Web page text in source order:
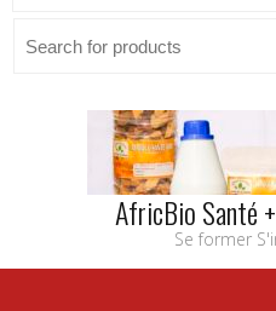
AfricBio Santé
Se former